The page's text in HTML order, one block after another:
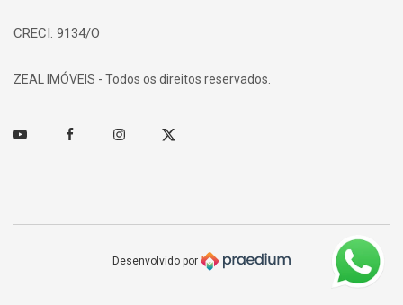
CRECI: 9134/O
ZEAL IMÓVEIS - Todos os direitos reservados.
Youtube FacebookInstagramTwitter
Desenvolvido por